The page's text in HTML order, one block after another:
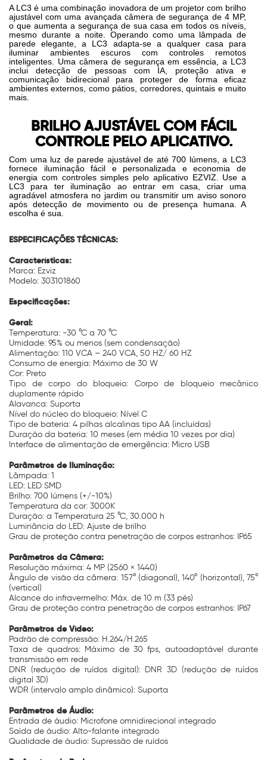
A LC3 é uma combinação inovadora de um projetor com brilho
ajustável com uma avançada câmera de segurança de 4 MP,
o que aumenta a segurança de sua casa em todos os níveis,
mesmo durante a noite. Operando como uma lâmpada de
parede elegante, a LC3 adapta-se a qualquer casa para
iluminar ambientes escuros com controles remotos
inteligentes. Uma câmera de segurança em essência, a LC3
inclui detecção de pessoas com IA, proteção ativa e
comunicação bidirecional para proteger de forma eficaz
ambientes externos, como pátios, corredores, quintais e muito
mais.
BRILHO AJUSTÁVEL COM FÁCIL
CONTROLE PELO APLICATIVO.
Com uma luz de parede ajustável de até 700 lúmens, a LC3
fornece iluminação fácil e personalizada e economia de
energia com controles simples pelo aplicativo EZVIZ. Use a
LC3 para ter iluminação ao entrar em casa, criar uma
agradável atmosfera no jardim ou transmitir um aviso sonoro
após detecção de movimento ou de presença humana. A
escolha é sua.
ESPECIFICAÇÕES TÉCNICAS:
Características:
Marca: Ezviz
Modelo: 303101860
Especificações:
Geral:
Temperatura: -30 °C a 70 °C
Umidade: 95% ou menos (sem condensação)
Alimentação: 110 VCA – 240 VCA, 50 HZ/ 60 HZ
Consumo de energia: Máximo de 30 W
Cor: Preto
Tipo de corpo do bloqueio: Corpo de bloqueio mecânico
duplamente rápido
Alavanca: Suporta
Nível do núcleo do bloqueio: Nível C
Tipo de bateria: 4 pilhas alcalinas tipo AA (incluídas)
Duração da bateria: 10 meses (em média 10 vezes por dia)
Interface de alimentação de emergência: Micro USB
Parâmetros de Iluminação:
Lâmpada: 1
LED: LED SMD
Brilho: 700 lúmens (+/-10%)
Temperatura da cor: 3000K
Duração: a Temperatura 25 °C, 30.000 h
Luminância do LED: Ajuste de brilho
Grau de proteção contra penetração de corpos estranhos: IP65
Parâmetros da Câmera:
Resolução máxima: 4 MP (2560 × 1440)
Ângulo de visão da câmera: 157° (diagonal), 140° (horizontal), 75°
(vertical)
Alcance do infravermelho: Máx. de 10 m (33 pés)
Grau de proteção contra penetração de corpos estranhos: IP67
Parâmetros de Vídeo:
Padrão de compressão: H.264/H.265
Taxa de quadros: Máximo de 30 fps, autoadaptável durante
transmissão em rede
DNR (redução de ruídos digital): DNR 3D (redução de ruídos
digital 3D)
WDR (intervalo amplo dinâmico): Suporta
Parâmetros de Áudio:
Entrada de áudio: Microfone omnidirecional integrado
Saída de áudio: Alto-falante integrado
Qualidade de áudio: Supressão de ruídos